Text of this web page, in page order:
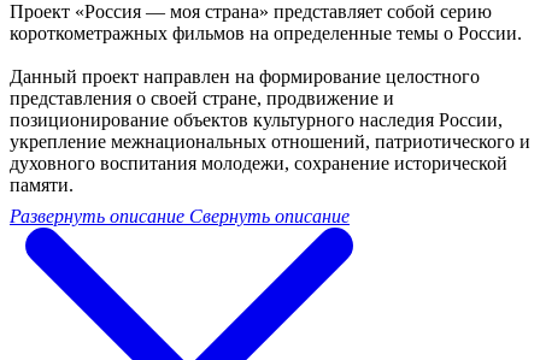
Проект «Россия — моя страна» представляет собой серию
короткометражных фильмов на определенные темы о России.
Данный проект направлен на формирование целостного
представления о своей стране, продвижение и
позиционирование объектов культурного наследия России,
укрепление межнациональных отношений, патриотического и
духовного воспитания молодежи, сохранение исторической
памяти.
Развернуть описание Свернуть описание